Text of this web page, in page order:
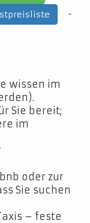
-
wissen im
Sie bereit;
im
oder zur
Sie suchen
– feste